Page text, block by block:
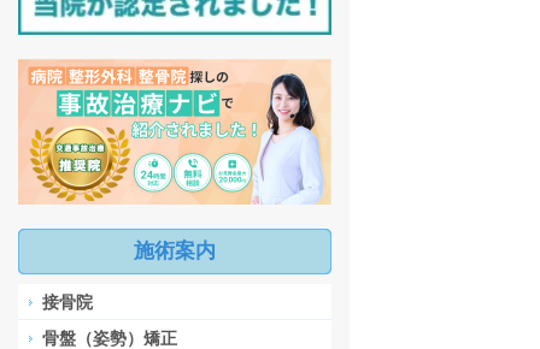
施術案内
接骨院
骨盤（姿勢）矯正